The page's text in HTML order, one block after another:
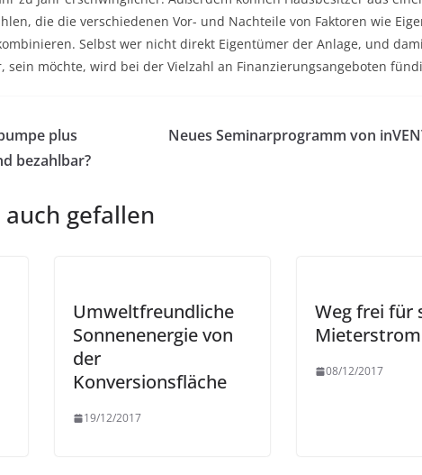
die die verschiedenen Vor- und Nachteile von Faktoren wie
Selbst wer nicht direkt Eigentümer der Anlage, und
möchte, wird bei der Vielzahl an Finanzierungsangeboten
plus
bezahlbar?
Neues Seminarprogramm von
gefallen
Umweltfreundliche
Sonnenenergie von
der
Konversionsfläche
19/12/2017
Weg frei für
Mieterstrom
08/12/2017